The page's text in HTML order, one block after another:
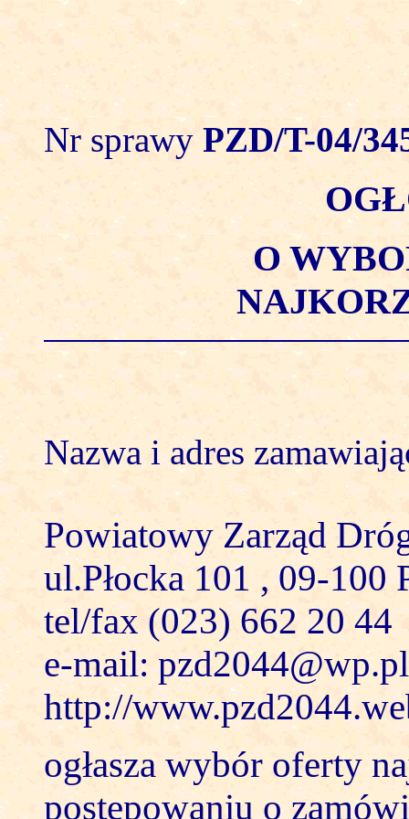
Nr sprawy PZD/T-04/
O
Nazwa i adres
Powiatowy Zarząd
ul.Płocka 101 , 09-100
tel/fax (023) 662 20 44
e-mail: pzd2044@wp.pl
http://
ogłasza wybór oferty
postępowaniu o